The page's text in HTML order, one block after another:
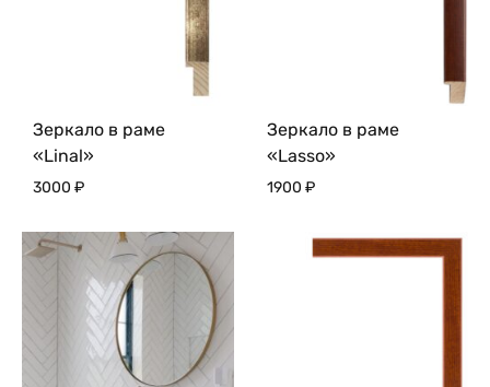
Зеркало в раме
«Linal»
3000 ₽
Зеркало в раме
«Lasso»
1900 ₽